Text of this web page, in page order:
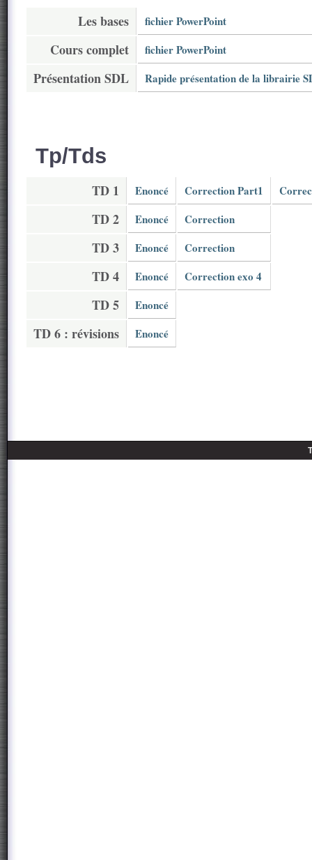
Les bases fichier PowerPoint
Cours complet fichier PowerPoint
Présentation SDL Rapide présentation de la librairie
Tp/Tds
TD 1 Enoncé Correction Part1
TD 2 Enoncé Correction
TD 3 Enoncé Correction
TD 4 Enoncé Correction exo 4
TD 5 Enoncé
TD 6 : révisions Enoncé